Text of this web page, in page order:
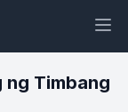
ng Timbang